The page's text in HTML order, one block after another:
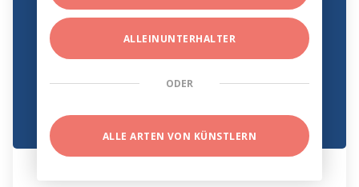
ALLEINUNTERHALTER
ODER
ALLE ARTEN VON KÜNSTLERN